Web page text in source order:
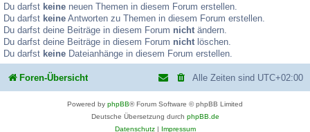
Du darfst keine neuen Themen in diesem Forum erstellen.
Du darfst keine Antworten zu Themen in diesem Forum erstellen.
Du darfst deine Beiträge in diesem Forum nicht ändern.
Du darfst deine Beiträge in diesem Forum nicht löschen.
Du darfst keine Dateianhänge in diesem Forum erstellen.
Foren-Übersicht Alle Zeiten sind UTC+02:00
Powered by phpBB® Forum Software © phpBB Limited
Deutsche Übersetzung durch phpBB.de
Datenschutz| Impressum